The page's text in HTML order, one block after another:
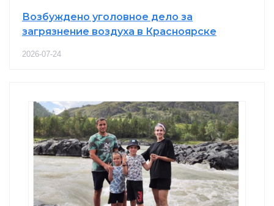
Возбуждено уголовное дело за
загрязнение воздуха в Красноярске
2026-07-24